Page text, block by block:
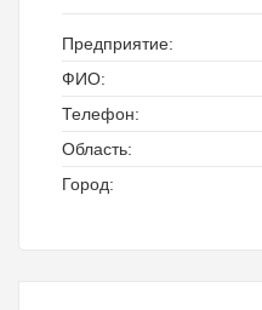
Предприятие:
ФИО:
Телефон:
Область:
Город: